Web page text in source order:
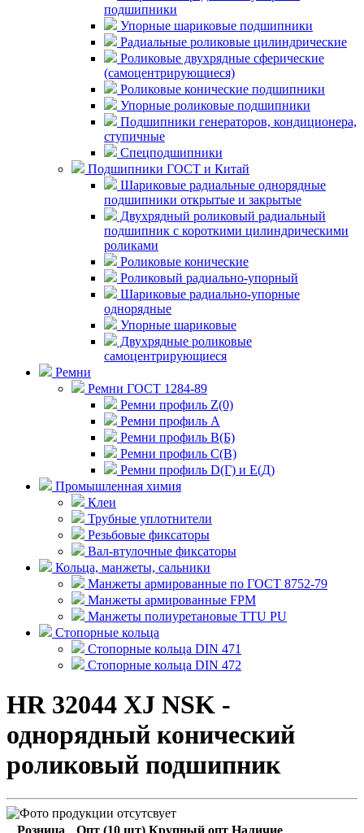
подшипники
Упорные шариковые подшипники
Радиальные роликовые цилиндрические
Роликовые двухрядные сферические
(самоцентрирующиеся)
Роликовые конические подшипники
Упорные роликовые подшипники
Подшипники генераторов, кондиционера,
ступичные
Спецподшипники
Подшипники ГОСТ и Китай
Шариковые радиальные однорядные
подшипники открытые и закрытые
Двухрядный роликовый радиальный
подшипник с короткими цилиндрическими
роликами
Роликовые конические
Роликовый радиально-упорный
Шариковые радиально-упорные
однорядные
Упорные шариковые
Двухрядные роликовые
самоцентрирующиеся
Ремни
Ремни ГОСТ 1284-89
Ремни профиль Z(0)
Ремни профиль А
Ремни профиль В(Б)
Ремни профиль С(В)
Ремни профиль D(Г) и E(Д)
Промышленная химия
Клеи
Трубные уплотнители
Резьбовые фиксаторы
Вал-втулочные фиксаторы
Кольца, манжеты, сальники
Манжеты армированные по ГОСТ 8752-79
Манжеты армированные FPM
Манжеты полиуретановые TTU PU
Стопорные кольца
Стопорные кольца DIN 471
Стопорные кольца DIN 472
HR 32044 XJ NSK -
однорядный конический
роликовый подшипник
Розница Опт (10 шт) Крупный опт Наличие